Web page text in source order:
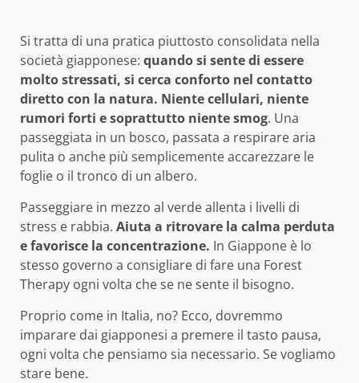
Si tratta di una pratica piuttosto consolidata nella
società giapponese: quando si sente di essere
molto stressati, si cerca conforto nel contatto
diretto con la natura. Niente cellulari, niente
rumori forti e soprattutto niente smog. Una
passeggiata in un bosco, passata a respirare aria
pulita o anche più semplicemente accarezzare le
foglie o il tronco di un albero.
Passeggiare in mezzo al verde allenta i livelli di
stress e rabbia. Aiuta a ritrovare la calma perduta
e favorisce la concentrazione. In Giappone è lo
stesso governo a consigliare di fare una Forest
Therapy ogni volta che se ne sente il bisogno.
Proprio come in Italia, no? Ecco, dovremmo
imparare dai giapponesi a premere il tasto pausa,
ogni volta che pensiamo sia necessario. Se vogliamo
stare bene.